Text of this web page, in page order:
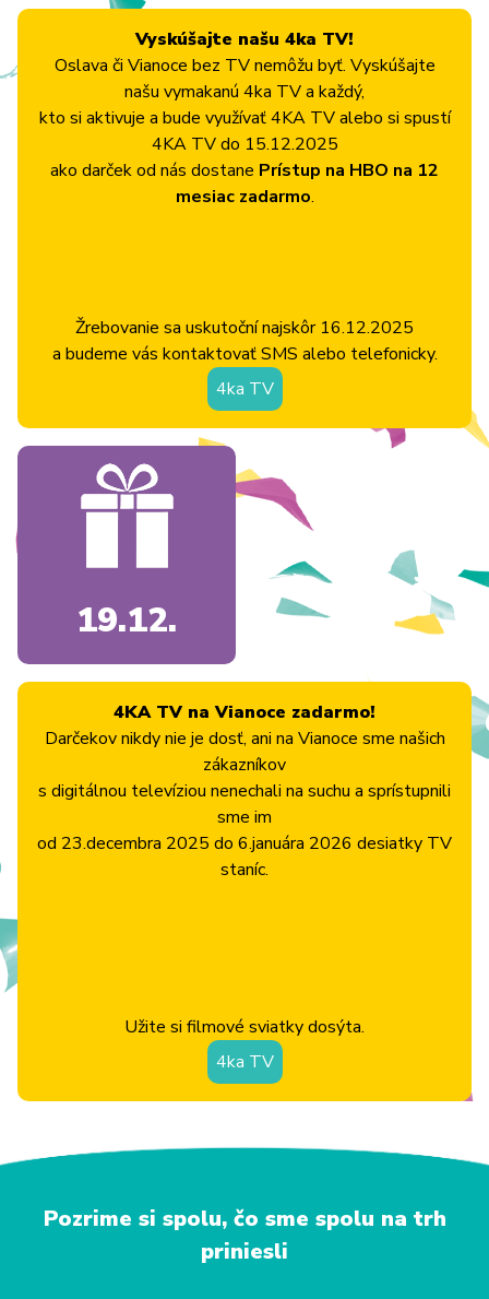
Vyskúšajte našu 4ka TV!
Oslava či Vianoce bez TV nemôžu byť. Vyskúšajte
našu vymakanú 4ka TV a každý,
kto si aktivuje a bude využívať 4KA TV alebo si spustí
4KA TV do 15.12.2025
ako darček od nás dostane Prístup na HBO na 12
mesiac zadarmo.
Žrebovanie sa uskutoční najskôr 16.12.2025
a budeme vás kontaktovať SMS alebo telefonicky.
4ka TV
19.12.
4KA TV na Vianoce zadarmo!
Darčekov nikdy nie je dosť, ani na Vianoce sme našich
zákazníkov
s digitálnou televíziou nenechali na suchu a sprístupnili
sme im
od 23.decembra 2025 do 6.januára 2026 desiatky TV
staníc.
Užite si filmové sviatky dosýta.
4ka TV
Pozrime si spolu, čo sme spolu na trh
priniesli